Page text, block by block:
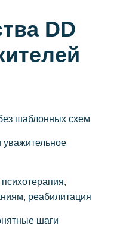
DD
шаблонных схем
уважительное
реабилитация
шаги